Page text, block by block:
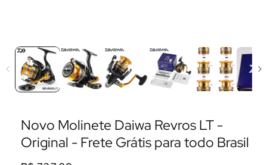
Novo Molinete Daiwa Revros LT -
Original - Frete Grátis para todo Brasil